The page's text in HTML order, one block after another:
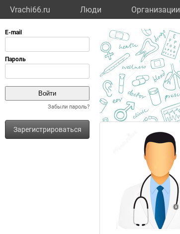
Vrachi66.ru Люди Организации
Забыли пароль?
Зарегистрироваться